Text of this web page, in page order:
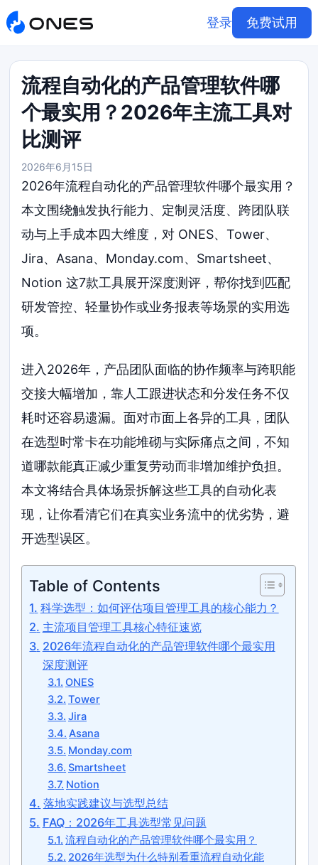
登录 免费试用
流程自动化的产品管理软件哪
个最实用？2026年主流工具对
比测评
2026年6月15日
2026年流程自动化的产品管理软件哪个最实用？
本文围绕触发执行能力、定制灵活度、跨团队联
动与上手成本四大维度，对 ONES、Tower、
Jira、Asana、Monday.com、Smartsheet、
Notion 这7款工具展开深度测评，帮你找到匹配
研发管控、轻量协作或业务报表等场景的实用选
项。
进入2026年，产品团队面临的协作频率与跨职能
交接大幅增加，靠人工跟进状态和分发任务不仅
耗时还容易遗漏。面对市面上各异的工具，团队
在选型时常卡在功能堆砌与实际痛点之间，不知
道哪款能真正减少重复劳动而非增加维护负担。
本文将结合具体场景拆解这些工具的自动化表
现，让你看清它们在真实业务流中的优劣势，避
开选型误区。
Table of Contents
科学选型：如何评估项目管理工具的核心能力？
主流项目管理工具核心特征速览
2026年流程自动化的产品管理软件哪个最实用
深度测评
ONES
Tower
Jira
Asana
Monday.com
Smartsheet
Notion
落地实践建议与选型总结
FAQ：2026年工具选型常见问题
流程自动化的产品管理软件哪个最实用？
2026年选型为什么特别看重流程自动化能